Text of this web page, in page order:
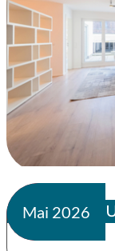
verkauft
Mai 2026